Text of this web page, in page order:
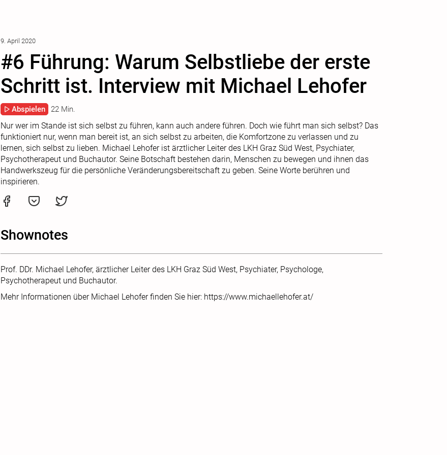
9. April 2020
#6 Führung: Warum Selbstliebe der erste
Schritt ist. Interview mit Michael Lehofer
Abspielen 22 Min.
Nur wer im Stande ist sich selbst zu führen, kann auch andere führen. Doch wie führt man sich selbst? Das
funktioniert nur, wenn man bereit ist, an sich selbst zu arbeiten, die Komfortzone zu verlassen und zu
lernen, sich selbst zu lieben. Michael Lehofer ist ärztlicher Leiter des LKH Graz Süd West, Psychiater,
Psychotherapeut und Buchautor. Seine Botschaft bestehen darin, Menschen zu bewegen und ihnen das
Handwerkszeug für die persönliche Veränderungsbereitschaft zu geben. Seine Worte berühren und
inspirieren.
Shownotes
Prof. DDr. Michael Lehofer, ärztlicher Leiter des LKH Graz Süd West, Psychiater, Psychologe,
Psychotherapeut und Buchautor.
Mehr Informationen über Michael Lehofer finden Sie hier: https://www.michaellehofer.at/